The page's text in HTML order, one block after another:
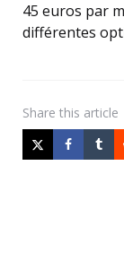
45 euros par
différentes
Share this article